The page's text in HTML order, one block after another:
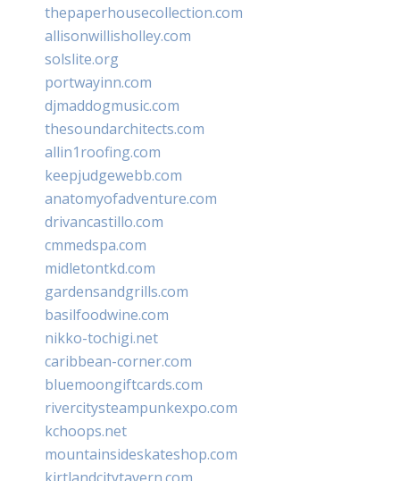
thepaperhousecollection.com
allisonwillisholley.com
solslite.org
portwayinn.com
djmaddogmusic.com
thesoundarchitects.com
allin1roofing.com
keepjudgewebb.com
anatomyofadventure.com
drivancastillo.com
cmmedspa.com
midletontkd.com
gardensandgrills.com
basilfoodwine.com
nikko-tochigi.net
caribbean-corner.com
bluemoongiftcards.com
rivercitysteampunkexpo.com
kchoops.net
mountainsideskateshop.com